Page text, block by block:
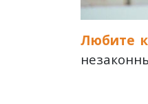
Любите